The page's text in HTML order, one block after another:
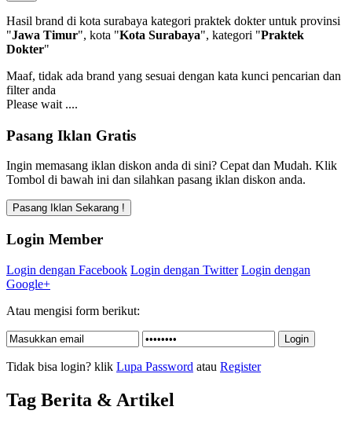
Hasil brand di kota surabaya kategori praktek dokter untuk provinsi
"Jawa Timur", kota "Kota Surabaya", kategori "Praktek
Dokter"
Maaf, tidak ada brand yang sesuai dengan kata kunci pencarian dan
filter anda
Please wait ....
Pasang Iklan Gratis
Ingin memasang iklan diskon anda di sini? Cepat dan Mudah. Klik
Tombol di bawah ini dan silahkan pasang iklan diskon anda.
Login Member
Login dengan Facebook Login dengan Twitter Login dengan
Google+
Atau mengisi form berikut:
Tidak bisa login? klik Lupa Password atau Register
Tag Berita & Artikel